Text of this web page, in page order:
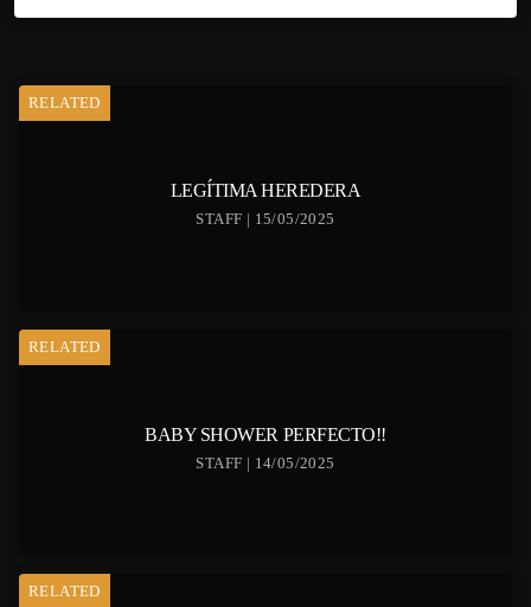
RELATED
LEGÍTIMA HEREDERA
STAFF | 15/05/2025
RELATED
BABY SHOWER PERFECTO!!
STAFF | 14/05/2025
RELATED